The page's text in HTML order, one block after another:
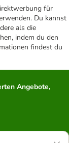
für
Du kannst
als die
indem du den
findest du
Angebote,